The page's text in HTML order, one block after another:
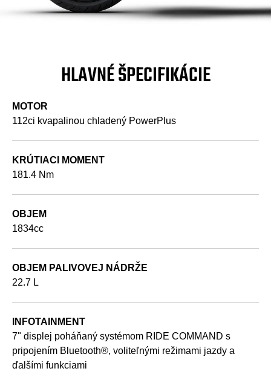
HLAVNÉ ŠPECIFIKÁCIE
MOTOR
112ci kvapalinou chladený PowerPlus
KRÚTIACI MOMENT
181.4 Nm
OBJEM
1834cc
OBJEM PALIVOVEJ NÁDRŽE
22.7 L
INFOTAINMENT
7" displej poháňaný systémom RIDE COMMAND s
pripojením Bluetooth®, voliteľnými režimami jazdy a
ďalšími funkciami